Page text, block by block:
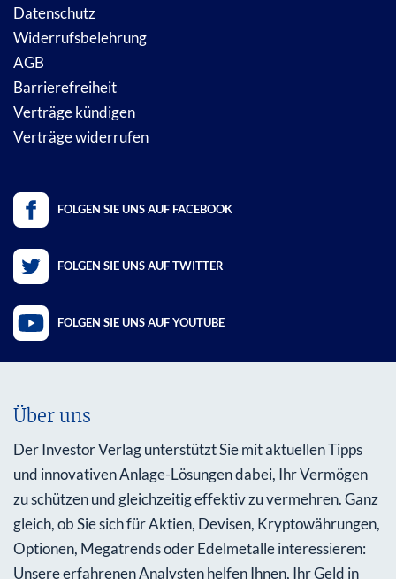
Datenschutz
Widerrufsbelehrung
AGB
Barrierefreiheit
Verträge kündigen
Verträge widerrufen
FOLGEN SIE UNS AUF FACEBOOK
FOLGEN SIE UNS AUF TWITTER
FOLGEN SIE UNS AUF YOUTUBE
Über uns
Der Investor Verlag unterstützt Sie mit aktuellen Tipps
und innovativen Anlage-Lösungen dabei, Ihr Vermögen
zu schützen und gleichzeitig effektiv zu vermehren. Ganz
gleich, ob Sie sich für Aktien, Devisen, Kryptowährungen,
Optionen, Megatrends oder Edelmetalle interessieren:
Unsere erfahrenen Analysten helfen Ihnen, Ihr Geld in